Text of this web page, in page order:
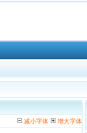
减小字体 增大字体